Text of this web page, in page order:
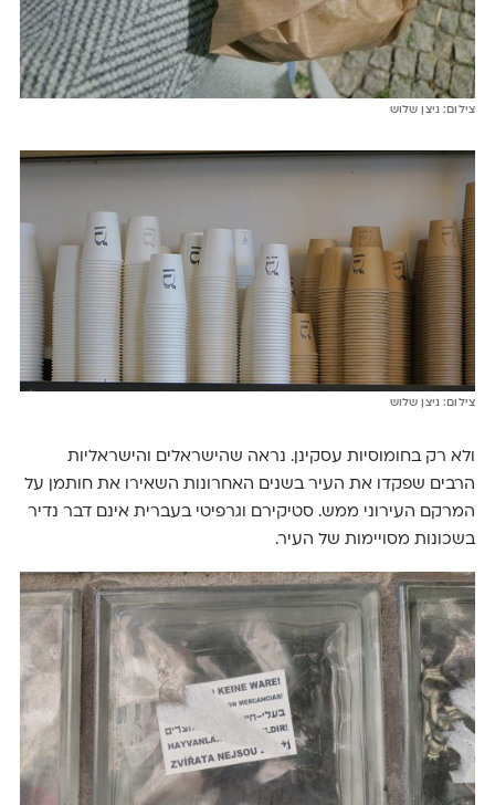
צילום: ניצן שלוש
צילום: ניצן שלוש
ולא רק בחומוסיות עסקינן. נראה שהישראלים והישראליות
הרבים שפקדו את העיר בשנים האחרונות השאירו את חותמן על
המרקם העירוני ממש. סטיקירם וגרפיטי בעברית אינם דבר נדיר
בשכונות מסויימות של העיר.